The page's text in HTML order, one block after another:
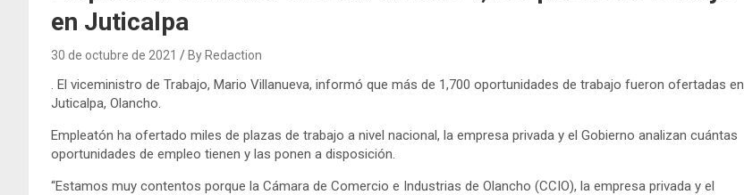
en Juticalpa
30 de octubre de 2021 By Redaction
. El viceministro de Trabajo, Mario Villanueva, informó que más de 1,700 oportunidades de trabajo fueron ofertadas en
Juticalpa, Olancho.
Empleatón ha ofertado miles de plazas de trabajo a nivel nacional, la empresa privada y el Gobierno analizan cuántas
oportunidades de empleo tienen y las ponen a disposición.
“Estamos muy contentos porque la Cámara de Comercio e Industrias de Olancho (CCIO), la empresa privada y el